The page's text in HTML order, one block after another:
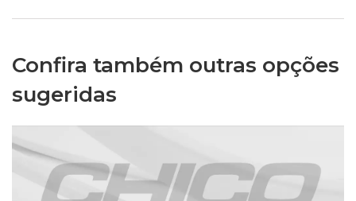
Confira também outras opções
sugeridas